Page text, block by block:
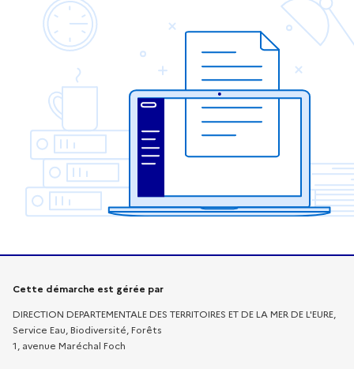
Informations sur la démarche
Cette démarche est gérée par
DIRECTION DEPARTEMENTALE DES TERRITOIRES ET DE LA MER DE L'EURE,
Service Eau, Biodiversité, Forêts
1, avenue Maréchal Foch